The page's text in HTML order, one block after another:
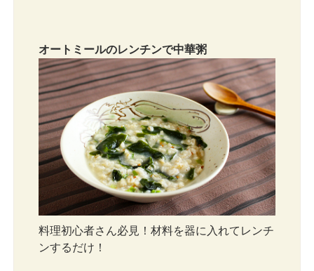
オートミールのレンチンで中華粥
料理初心者さん必見！材料を器に入れてレンチ
ンするだけ！